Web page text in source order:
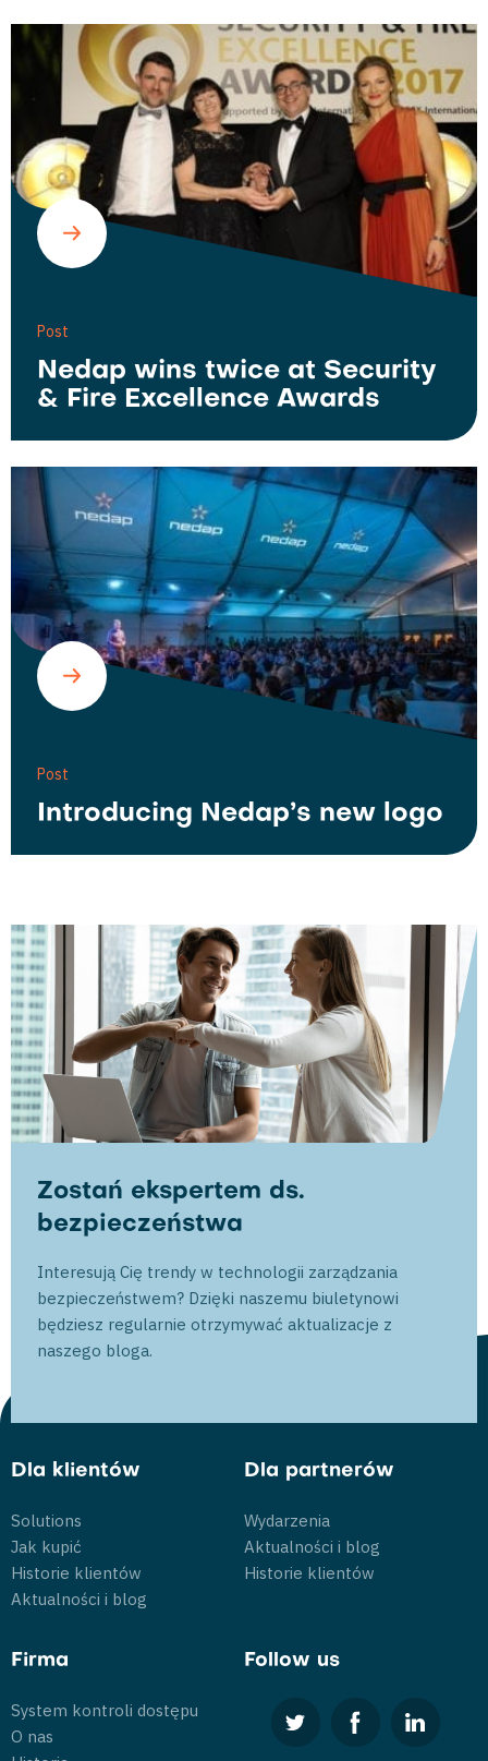
Post
Nedap wins twice at Security
& Fire Excellence Awards
Post
Introducing Nedap’s new logo
Zostań ekspertem ds.
bezpieczeństwa
Interesują Cię trendy w technologii zarządzania
bezpieczeństwem? Dzięki naszemu biuletynowi
będziesz regularnie otrzymywać aktualizacje z
naszego bloga.
Dla klientów
Solutions
Jak kupić
Historie klientów
Aktualności i blog
Dla partnerów
Wydarzenia
Aktualności i blog
Historie klientów
Firma
System kontroli dostępu
O nas
Follow us